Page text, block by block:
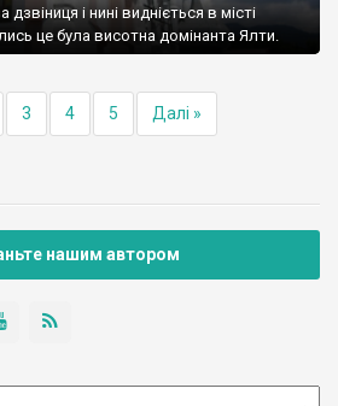
і нині видніється в місті
це була висотна домінанта Ялти.
3 4 5 Далі »
нашим автором